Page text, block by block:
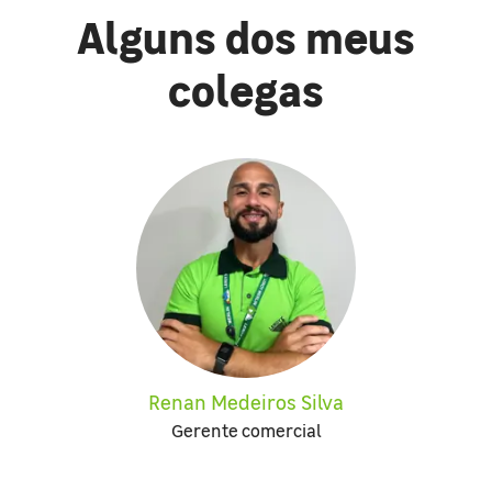
Alguns dos meus
colegas
Renan Medeiros Silva
Gerente comercial